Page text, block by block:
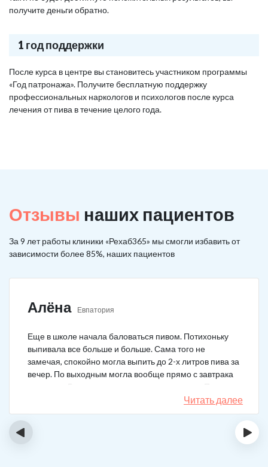
получите деньги обратно.
1 год поддержки
После курса в центре вы становитесь участником программы
«Год патронажа». Получите бесплатную поддержку
профессиональных наркологов и психологов после курса
лечения от пива в течение целого года.
Отзывы наших пациентов
За 9 лет работы клиники «Рехаб365» мы смогли избавить от
зависимости более 85%, наших пациентов
Алёна Евпатория
Еще в школе начала баловаться пивом. Потихоньку
выпивала все больше и больше. Сама того не
замечая, спокойно могла выпить до 2-х литров пива за
вечер. По выходным могла вообще прямо с завтрака
выпивать. В клинику решила позвонить сама. Прошла
курс и уже год не принимаю алкоголь вообще никакой.
Читать далее
‹ ›